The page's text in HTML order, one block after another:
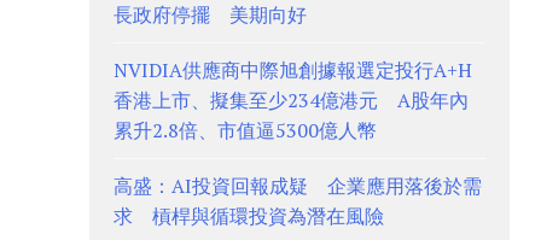
長政府停擺 美期向好
NVIDIA供應商中際旭創據報選定投行A+H
香港上市、擬集至少234億港元 A股年內
累升2.8倍、市值逼5300億人幣
高盛：AI投資回報成疑 企業應用落後於需
求 槓桿與循環投資為潛在風險